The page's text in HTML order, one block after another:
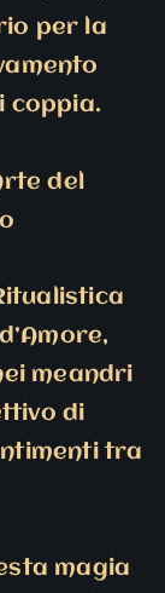
per la
coppia.
del
meandri
di
tra
magia